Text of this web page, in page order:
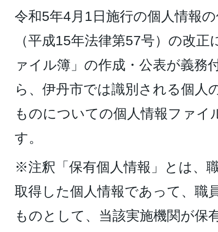
令和5年4月1日施行の個人情報
（平成15年法律第57号）の改
ァイル簿」の作成・公表が義務
ら、伊丹市では識別される個人
ものについての個人情報ファイ
す。
※注釈「保有個人情報」とは、
取得した個人情報であって、職
ものとして、当該実施機関が保